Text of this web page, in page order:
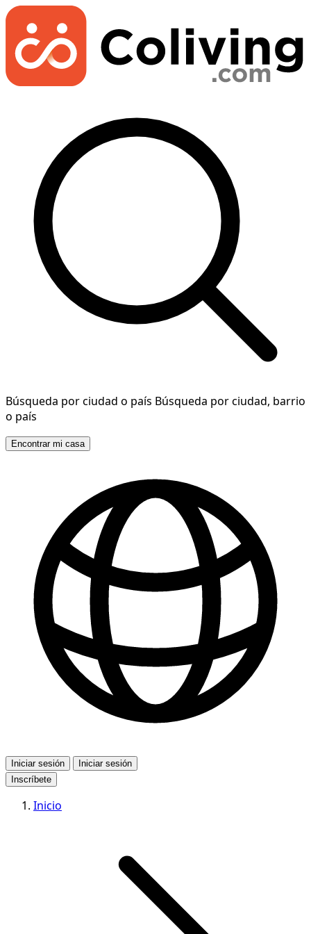
Búsqueda por ciudad o país Búsqueda por ciudad, barrio
o país
Encontrar mi casa
Iniciar sesión
Iniciar sesión
Inscríbete
Inicio